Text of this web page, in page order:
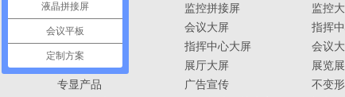
液晶拼接屏
无缝拼接屏
LED显示屏
DLP拼接屏
专显产品
监控拼接屏
会议大屏
指挥中心大屏
展厅大屏
广告宣传
监控
指挥
会议
展览
不变
液晶拼接屏
会议平板
定制方案